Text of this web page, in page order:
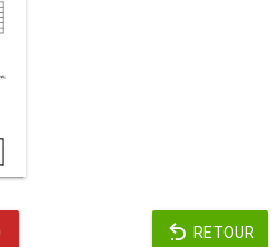
RETOUR